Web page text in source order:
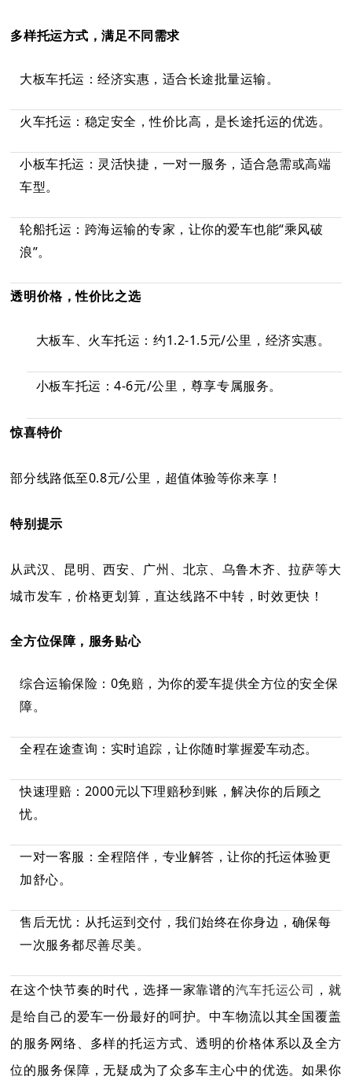
多样托运方式，满足不同需求
大板车托运：经济实惠，适合长途批量运输。
火车托运：稳定安全，性价比高，是长途托运的优选。
小板车托运：灵活快捷，一对一服务，适合急需或高端
车型。
轮船托运：跨海运输的专家，让你的爱车也能“乘风破
浪”。
透明价格，性价比之选
大板车、火车托运：约1.2-1.5元/公里，经济实惠。
小板车托运：4-6元/公里，尊享专属服务。
惊喜特价
部分线路低至0.8元/公里，超值体验等你来享！
特别提示
从武汉、昆明、西安、广州、北京、乌鲁木齐、拉萨等大
城市发车，价格更划算，直达线路不中转，时效更快！
全方位保障，服务贴心
综合运输保险：0免赔，为你的爱车提供全方位的安全保
障。
全程在途查询：实时追踪，让你随时掌握爱车动态。
快速理赔：2000元以下理赔秒到账，解决你的后顾之
忧。
一对一客服：全程陪伴，专业解答，让你的托运体验更
加舒心。
售后无忧：从托运到交付，我们始终在你身边，确保每
一次服务都尽善尽美。
在这个快节奏的时代，选择一家靠谱的汽车托运公司 ，就
是给自己的爱车一份最好的呵护。中车物流以其全国覆盖
的服务网络、多样的托运方式、透明的价格体系以及全方
位的服务保障，无疑成为了众多车主心中的优选。如果你